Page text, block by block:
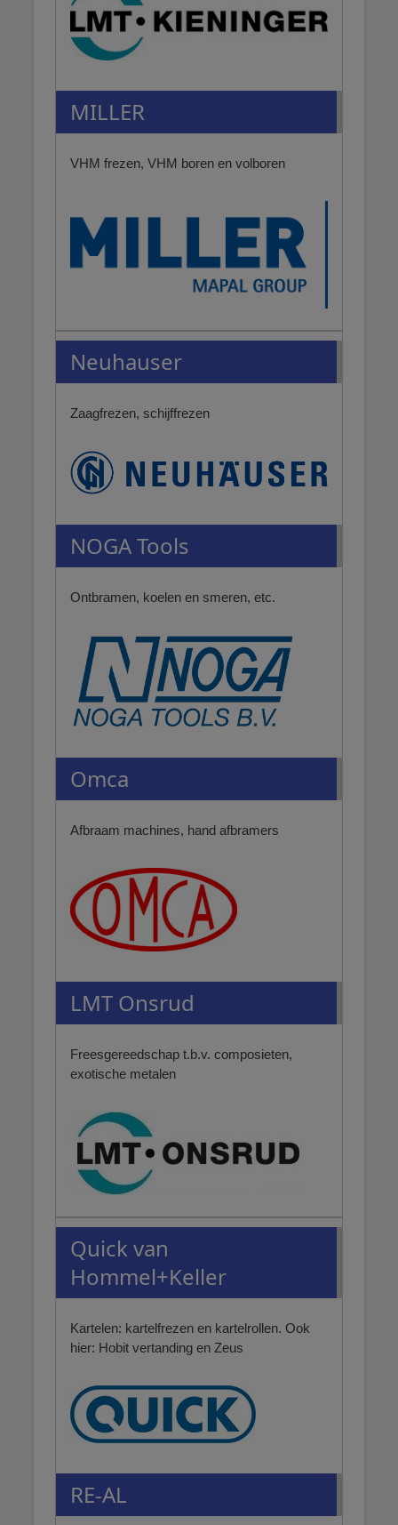
MILLER
VHM frezen, VHM boren en volboren
Neuhauser
Zaagfrezen, schijffrezen
NOGA Tools
Ontbramen, koelen en smeren, etc.
Omca
Afbraam machines, hand afbramers
LMT Onsrud
Freesgereedschap t.b.v. composieten,
exotische metalen
Quick van
Hommel+Keller
Kartelen: kartelfrezen en kartelrollen. Ook
hier: Hobit vertanding en Zeus
RE-AL